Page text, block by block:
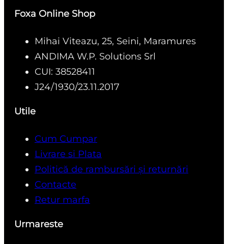
Foxa Online Shop
Mihai Viteazu, 25, Seini, Maramures
ANDIMA W.P. Solutions Srl
CUI: 38528411
J24/1930/23.11.2017
Utile
Cum Cumpar
Livrare si Plata
Politică de rambursări și returnări
Contacte
Retur marfa
Urmareste